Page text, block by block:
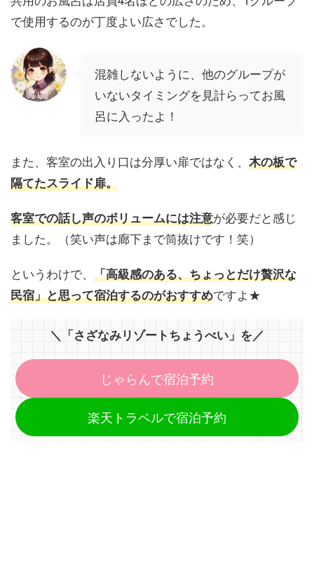
で使用するのが丁度よい広さでした。
混雑しないように、他のグループが
いないタイミングを見計らってお風
呂に入ったよ！
また、客室の出入り口は分厚い扉ではなく、 木の板で
隔てたスライド扉。
客室での話し声のボリュームには注意が必要だと感じ
ました。（笑い声は廊下まで筒抜けです！笑）
というわけで、 「高級感のある、ちょっとだけ贅沢な
民宿」と思って宿泊するのがおすすめですよ★
＼「さざなみリゾートちょうべい」を／
じゃらんで宿泊予約
楽天トラベルで宿泊予約